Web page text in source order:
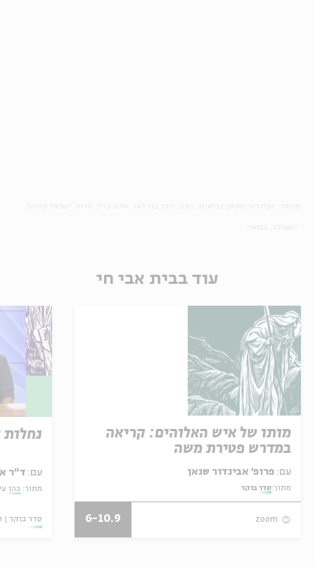
עוד בבית אבי חי
מותו של איש האלוהים: קריאה
במדרש פטירת משה
עם:
מתוך:סדר בוקר
zoom
6-10.9
נחלות
עם: ד"ר
מתוך: כהן
סדר בוקר